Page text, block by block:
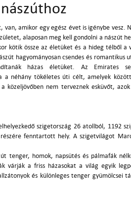
amikor egy egész évet is igénybe vesz.
alaposan meg kell gondolni a nászút
kötik össze az életüket és a hideg télből a
hagyományosan csendes és romantikus
házas életüket. Az Emirates
a néhány tökéletes úti célt, amelyek
közeljövőben nem terveznek esküvőt,
szigetország 26 atollból, 1192
fenntartott hely. A szigetvilágot
tenger, homok, napsütés és pálmafák
várják a friss házasokat a világ egyik
és különleges tenger gyümölcsei